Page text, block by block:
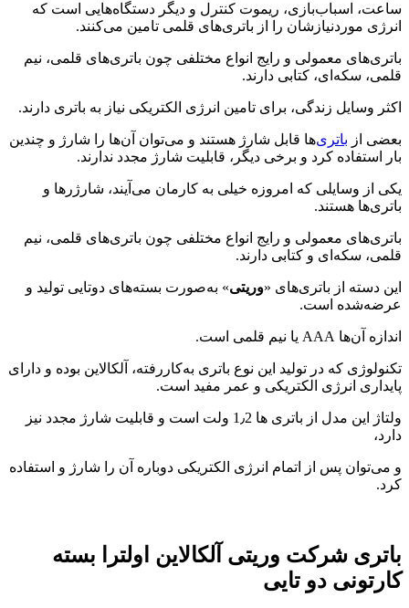
ساعت، اسباب‌بازی، ریموت کنترل و دیگر دستگاه‌هایی است که
انرژی موردنیازشان را از باتری‌های قلمی تامین می‌کنند.
باتری‌های معمولی و رایج انواع مختلفی چون باتری‌های قلمی، نیم
قلمی، سکه‌ای، کتابی دارند.
اکثر وسایل زندگی، برای تامین انرژی الکتریکی نیاز به باتری دارند.
بعضی از باتری‌ها قابل شارژ هستند و می‌توان آن‌ها را شارژ و چندین
بار استفاده کرد و برخی دیگر، قابلیت شارژ مجدد ندارند.
یکی از وسایلی که امروزه خیلی به کارمان می‌آیند، شارژرها و
باتری‌ها هستند.
باتری‌های معمولی و رایج انواع مختلفی چون باتری‌های قلمی، نیم
قلمی، سکه‌ای و کتابی دارند.
این دسته از باتری‌های «وریتی» به‌صورت بسته‌های دو‌تایی تولید و
عرضه‌شده است.
اندازه آن‌ها AAA یا نیم قلمی است.
تکنولوژی که در تولید این نوع باتری به‌کاررفته، آلکالاین بوده و دارای
پایداری انرژی الکتریکی و عمر مفید است.
ولتاژ این مدل از باتری ها 1٫2 ولت است و قابلیت شارژ مجدد نیز
دارد،
و می‌توان پس از اتمام انرژی الکتریکی دوباره آن را شارژ و استفاده
کرد.
باتری شرکت وریتی آلکالاین اولترا بسته
کارتونی دو تایی